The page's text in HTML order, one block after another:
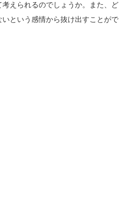
えられるのでしょうか。また、ど
という感情から抜け出すことがで